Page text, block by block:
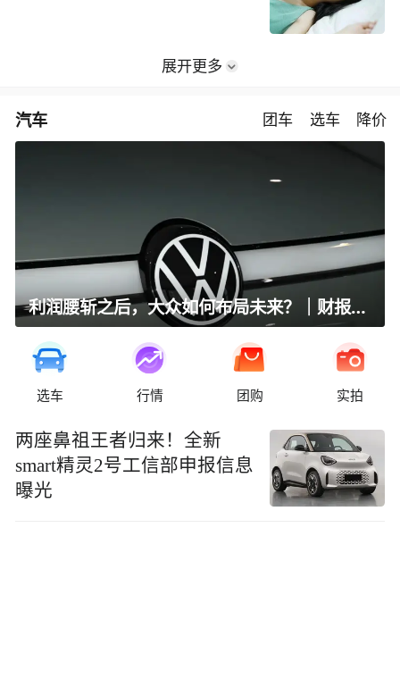
展开更多
汽车 团车 选车 降价
利润腰斩之后，大众如何布局未来？｜财报全视角
选车 行情 团购 实拍
两座⿐祖王者归来！全新
smart精灵2号工信部申报信息
曝光